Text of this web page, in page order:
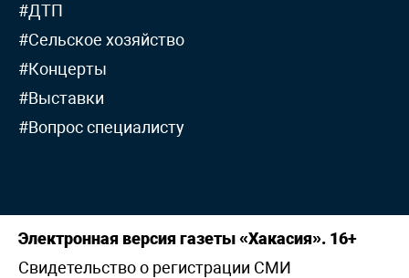
#ДТП
#Сельское хозяйство
#Концерты
#Выставки
#Вопрос специалисту
Электронная версия газеты «Хакасия». 16+
Свидетельство о регистрации СМИ